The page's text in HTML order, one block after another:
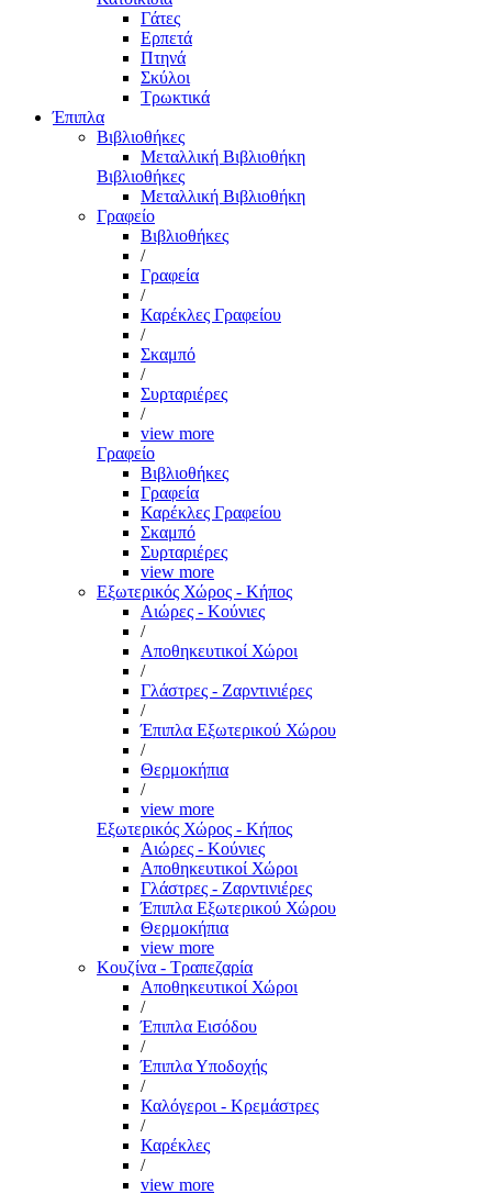
Γάτες
Ερπετά
Πτηνά
Σκύλοι
Τρωκτικά
Έπιπλα
Βιβλιοθήκες
Μεταλλική Βιβλιοθήκη
Βιβλιοθήκες
Μεταλλική Βιβλιοθήκη
Γραφείο
Βιβλιοθήκες
/
Γραφεία
/
Καρέκλες Γραφείου
/
Σκαμπό
/
Συρταριέρες
/
view more
Γραφείο
Βιβλιοθήκες
Γραφεία
Καρέκλες Γραφείου
Σκαμπό
Συρταριέρες
view more
Εξωτερικός Χώρος - Κήπος
Αιώρες - Κούνιες
/
Αποθηκευτικοί Χώροι
/
Γλάστρες - Ζαρντινιέρες
/
Έπιπλα Εξωτερικού Χώρου
/
Θερμοκήπια
/
view more
Εξωτερικός Χώρος - Κήπος
Αιώρες - Κούνιες
Αποθηκευτικοί Χώροι
Γλάστρες - Ζαρντινιέρες
Έπιπλα Εξωτερικού Χώρου
Θερμοκήπια
view more
Κουζίνα - Τραπεζαρία
Αποθηκευτικοί Χώροι
/
Έπιπλα Εισόδου
/
Έπιπλα Υποδοχής
/
Καλόγεροι - Κρεμάστρες
/
Καρέκλες
/
view more